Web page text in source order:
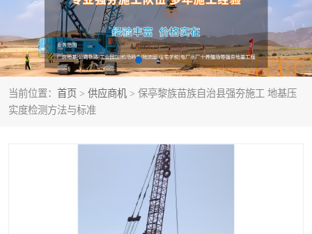
当前位置： 首页 > 供应商机 > 保亭黎族苗族自治县强夯施工 地基压
实度检测方法与标准
强夯施工工程 强夯施工队伍
强夯队伍